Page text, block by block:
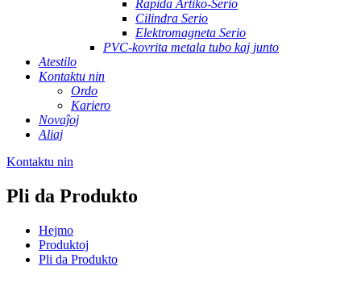
Rapida Artiko-Serio
Cilindra Serio
Elektromagneta Serio
PVC-kovrita metala tubo kaj junto
Atestilo
Kontaktu nin
Ordo
Kariero
Novaĵoj
Aliaj
Kontaktu nin
Pli da Produkto
Hejmo
Produktoj
Pli da Produkto